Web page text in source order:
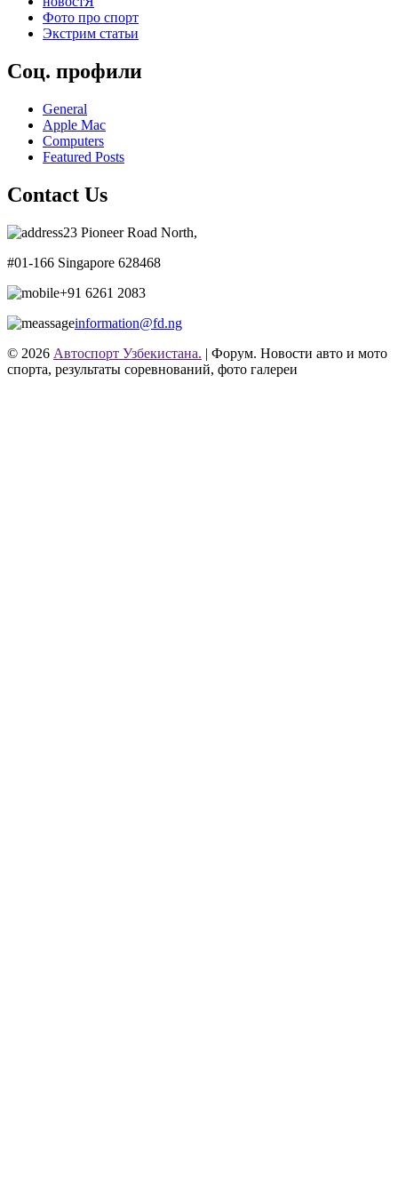
Фото про спорт
Экстрим статьи
Соц. профили
General
Apple Mac
Computers
Featured Posts
Contact Us
23 Pioneer Road North,
#01-166 Singapore 628468
+91 6261 2083
information@fd.ng
© 2026 Автоспорт Узбекистана. | Форум. Новости авто и мото
спорта, результаты соревнований, фото галереи